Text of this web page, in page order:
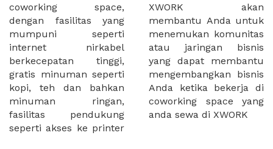
coworking space,
dengan fasilitas yang
mumpuni seperti
internet nirkabel
berkecepatan tinggi,
gratis minuman seperti
kopi, teh dan bahkan
minuman ringan,
fasilitas pendukung
seperti akses ke printer
XWORK akan
membantu Anda untuk
menemukan komunitas
atau jaringan bisnis
yang dapat membantu
mengembangkan bisnis
Anda ketika bekerja di
coworking space yang
anda sewa di XWORK